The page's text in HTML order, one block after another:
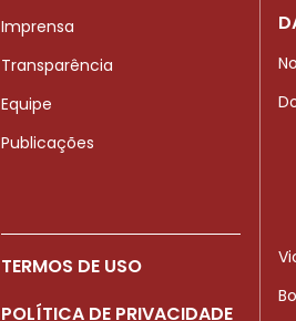
Imprensa
Transparência
Equipe
Publicações
TERMOS DE USO
POLÍTICA DE PRIVACIDADE